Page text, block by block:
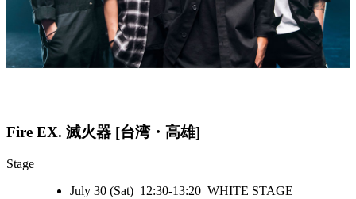
Fire EX. 滅火器 [台湾・高雄]
Stage
July 30 (Sat) 12:30-13:20 WHITE STAGE